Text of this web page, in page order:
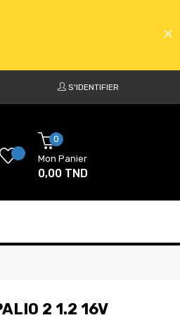
S'IDENTIFIER
0
Mon Panier
0,00 TND
2 1.2 16V